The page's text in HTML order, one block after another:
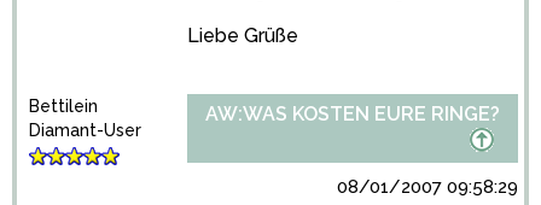
Liebe Grüße
Bettilein
Diamant-User
AW:WAS KOSTEN EURE RINGE?
08/01/2007 09:58:29